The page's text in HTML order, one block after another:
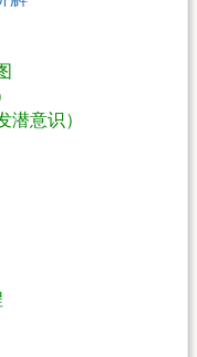
潜意识）